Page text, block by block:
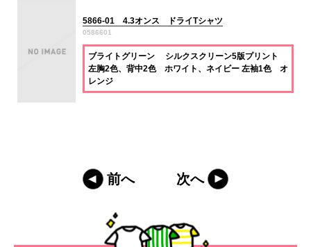
5866-01 4.3オンス ドライTシャツ
0586601
ブライトグリーン シルクスクリーン5版プリント
左胸2色、背中2色 ホワイト、ネイビー 左袖1色 オ
レンジ
前へ 次へ